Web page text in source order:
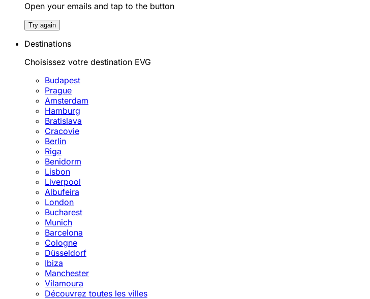
Open your emails and tap to the button
Try again
Destinations
Choisissez votre destination EVG
Budapest
Prague
Amsterdam
Hamburg
Bratislava
Cracovie
Berlin
Riga
Benidorm
Lisbon
Liverpool
Albufeira
London
Bucharest
Munich
Barcelona
Cologne
Düsseldorf
Ibiza
Manchester
Vilamoura
Découvrez toutes les villes